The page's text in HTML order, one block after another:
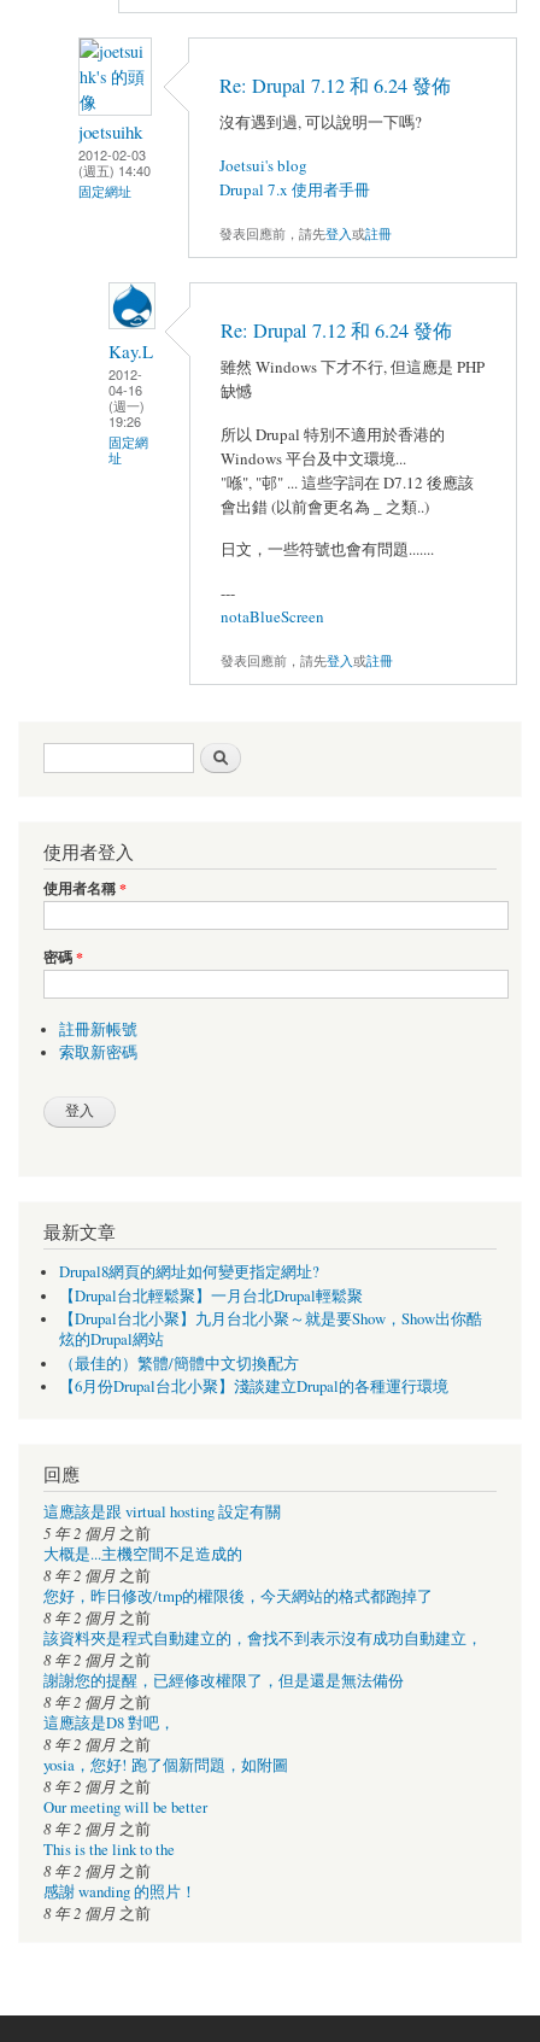
joetsuihk
2012-02-03
(週五) 14:40
固定網址
Re: Drupal 7.12 和 6.24 發佈
沒有遇到過, 可以說明一下嗎?
Joetsui's blog
Drupal 7.x 使用者手冊
發表回應前，請先登入或註冊
Kay.L
2012-
04-16
(週一)
19:26
固定網
址
Re: Drupal 7.12 和 6.24 發佈
雖然 Windows 下才不行, 但這應是 PHP
缺憾
所以 Drupal 特別不適用於香港的
Windows 平台及中文環境...
"喺", "邨" ... 這些字詞在 D7.12 後應該
會出錯 (以前會更名為 _ 之類..)
日文，一些符號也會有問題.......
---
notaBlueScreen
發表回應前，請先登入或註冊
搜尋表單
使用者登入
使用者名稱*
密碼*
註冊新帳號
索取新密碼
最新文章
Drupal8網頁的網址如何變更指定網址?
【Drupal台北輕鬆聚】一月台北Drupal輕鬆聚
【Drupal台北小聚】九月台北小聚～就是要Show，Show出你酷
炫的Drupal網站
（最佳的）繁體/簡體中文切換配方
【6月份Drupal台北小聚】淺談建立Drupal的各種運行環境
回應
這應該是跟 virtual hosting 設定有關
5 年 2 個月 之前
大概是...主機空間不足造成的
8 年 2 個月 之前
您好，昨日修改/tmp的權限後，今天網站的格式都跑掉了
8 年 2 個月 之前
該資料夾是程式自動建立的，會找不到表示沒有成功自動建立，
8 年 2 個月 之前
謝謝您的提醒，已經修改權限了，但是還是無法備份
8 年 2 個月 之前
這應該是D8 對吧，
8 年 2 個月 之前
yosia，您好! 跑了個新問題，如附圖
8 年 2 個月 之前
Our meeting will be better
8 年 2 個月 之前
This is the link to the
8 年 2 個月 之前
感謝 wanding 的照片！
8 年 2 個月 之前